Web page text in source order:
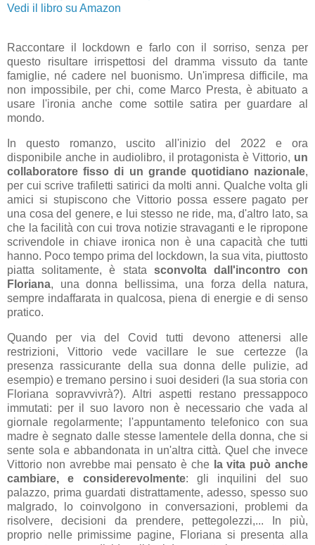
Vedi il libro su Amazon
Raccontare il lockdown e farlo con il sorriso, senza per
questo risultare irrispettosi del dramma vissuto da tante
famiglie, né cadere nel buonismo. Un'impresa difficile, ma
non impossibile, per chi, come Marco Presta, è abituato a
usare l'ironia anche come sottile satira per guardare al
mondo.
In questo romanzo, uscito all'inizio del 2022 e ora
disponibile anche in audiolibro, il protagonista è Vittorio, un
collaboratore fisso di un grande quotidiano nazionale,
per cui scrive trafiletti satirici da molti anni. Qualche volta gli
amici si stupiscono che Vittorio possa essere pagato per
una cosa del genere, e lui stesso ne ride, ma, d'altro lato, sa
che la facilità con cui trova notizie stravaganti e le ripropone
scrivendole in chiave ironica non è una capacità che tutti
hanno. Poco tempo prima del lockdown, la sua vita, piuttosto
piatta solitamente, è stata sconvolta dall'incontro con
Floriana, una donna bellissima, una forza della natura,
sempre indaffarata in qualcosa, piena di energie e di senso
pratico.
Quando per via del Covid tutti devono attenersi alle
restrizioni, Vittorio vede vacillare le sue certezze (la
presenza rassicurante della sua donna delle pulizie, ad
esempio) e tremano persino i suoi desideri (la sua storia con
Floriana sopravvivrà?). Altri aspetti restano pressappoco
immutati: per il suo lavoro non è necessario che vada al
giornale regolarmente; l'appuntamento telefonico con sua
madre è segnato dalle stesse lamentele della donna, che si
sente sola e abbandonata in un'altra città. Quel che invece
Vittorio non avrebbe mai pensato è che la vita può anche
cambiare, e considerevolmente: gli inquilini del suo
palazzo, prima guardati distrattamente, adesso, spesso suo
malgrado, lo coinvolgono in conversazioni, problemi da
risolvere, decisioni da prendere, pettegolezzi,... In più,
proprio nelle primissime pagine, Floriana si presenta alla